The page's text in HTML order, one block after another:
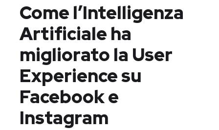
Come l’Intelligenza
Artificiale ha
migliorato la User
Experience su
Facebook e
Instagram